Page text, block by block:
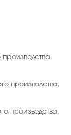
производства,
производства,
производства,